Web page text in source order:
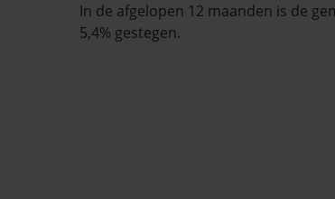
In de afgelopen 12 maanden is de
5,4% gestegen.